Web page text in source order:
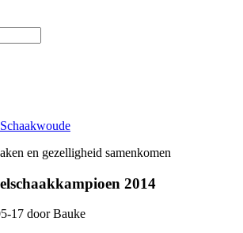
en gezelligheid samenkomen
2014
17 doorBauke